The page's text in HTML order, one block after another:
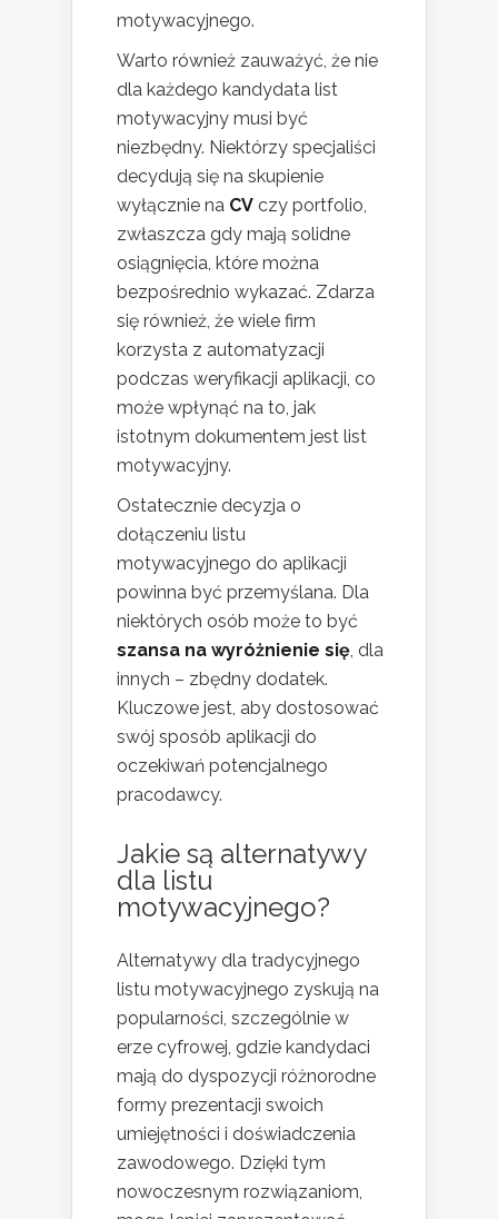
motywacyjnego.
Warto również zauważyć, że nie
dla każdego kandydata list
motywacyjny musi być
niezbędny. Niektórzy specjaliści
decydują się na skupienie
wyłącznie na CV czy portfolio,
zwłaszcza gdy mają solidne
osiągnięcia, które można
bezpośrednio wykazać. Zdarza
się również, że wiele firm
korzysta z automatyzacji
podczas weryfikacji aplikacji, co
może wpłynąć na to, jak
istotnym dokumentem jest list
motywacyjny.
Ostatecznie decyzja o
dołączeniu listu
motywacyjnego do aplikacji
powinna być przemyślana. Dla
niektórych osób może to być
szansa na wyróżnienie się, dla
innych – zbędny dodatek.
Kluczowe jest, aby dostosować
swój sposób aplikacji do
oczekiwań potencjalnego
pracodawcy.
Jakie są alternatywy
dla listu
motywacyjnego?
Alternatywy dla tradycyjnego
listu motywacyjnego zyskują na
popularności, szczególnie w
erze cyfrowej, gdzie kandydaci
mają do dyspozycji różnorodne
formy prezentacji swoich
umiejętności i doświadczenia
zawodowego. Dzięki tym
nowoczesnym rozwiązaniom,